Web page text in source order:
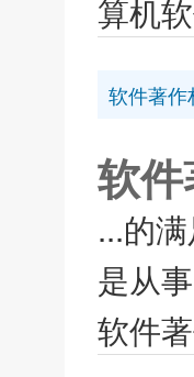
算机
软件著作
软
...的
是从
软件